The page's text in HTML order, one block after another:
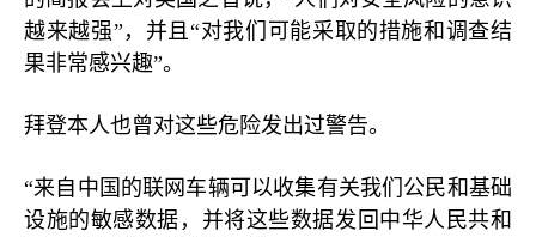
越来越强”，并且“对我们可能采取的措施和调查结
果非常感兴趣”。
拜登本人也曾对这些危险发出过警告。
“来自中国的联网车辆可以收集有关我们公民和基础
设施的敏感数据，并将这些数据发回中华人民共和